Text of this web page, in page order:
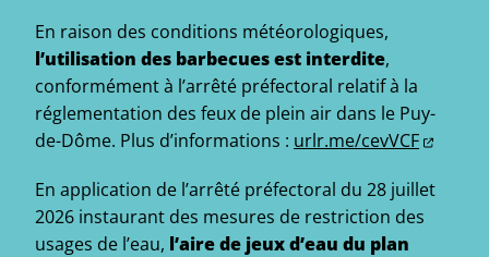
contenu
En raison des conditions météorologiques,
l’utilisation des barbecues est interdite,
conformément à l’arrêté préfectoral relatif à la
réglementation des feux de plein air dans le Puy-
de-Dôme. Plus d’informations : urlr.me/cevVCF
En application de l’arrêté préfectoral du 28 juillet
2026 instaurant des mesures de restriction des
usages de l’eau, l’aire de jeux d’eau du plan